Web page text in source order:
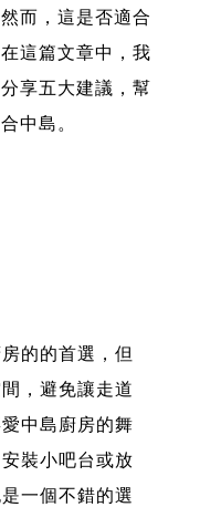
而，這是否適合
這篇文章中，我
享五大建議，幫
中島。
的的首選，但
，避免讓走道
中島廚房的舞
裝小吧台或放
一個不錯的選